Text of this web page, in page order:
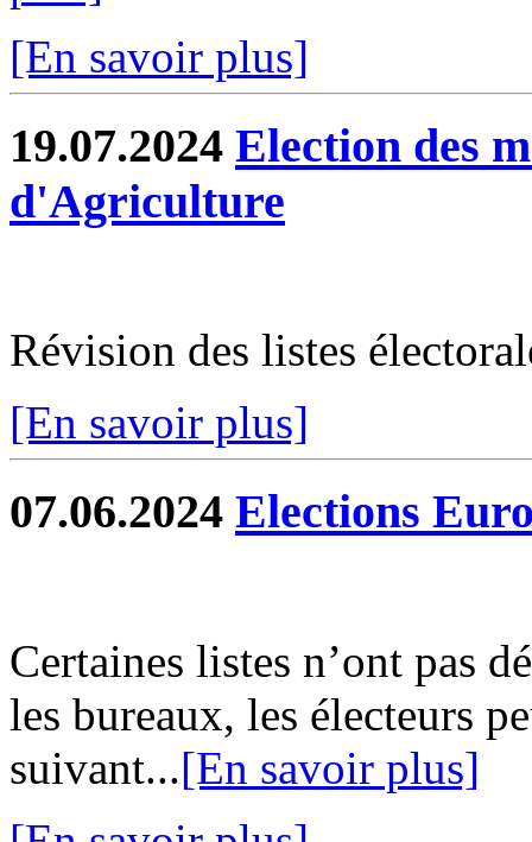
[En savoir plus]
19.07.2024 Election des
d'Agriculture
Révision des listes
[En savoir plus]
07.06.2024 Elections
Certaines listes n’ont pas
les bureaux, les électeurs
suivant...[En savoir plus]